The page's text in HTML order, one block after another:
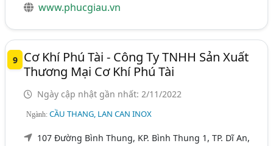
www.phucgiau.vn
9
Cơ Khí Phú Tài - Công Ty TNHH Sản Xuất
Thương Mại Cơ Khí Phú Tài
Ngày cập nhật gần nhất: 2/11/2022
Ngành:CẦU THANG, LAN CAN INOX
107 Đường Bình Thung, KP. Bình Thung 1, TP. Dĩ An,